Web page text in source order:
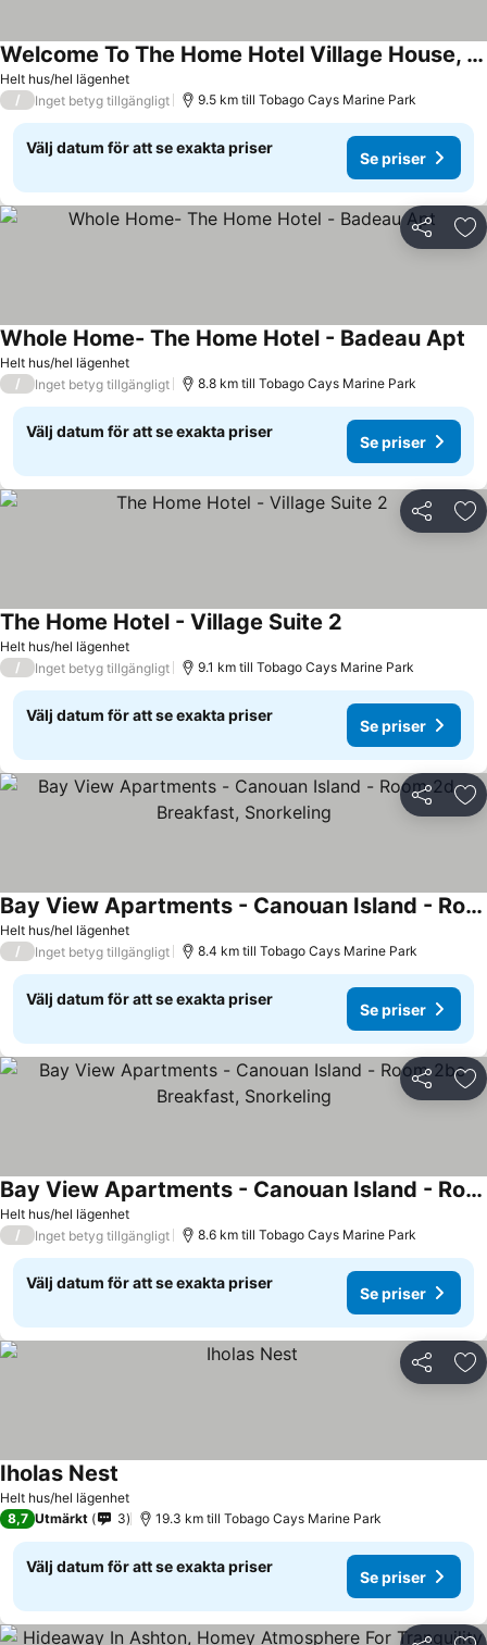
Helt hus/hel lägenhet
Welcome To The Home Hotel Village House, The Perfect Haven For Large Groups.
/ Inget betyg tillgängligt 9.5 km till Tobago Cays Marine Park
Välj datum för att se exakta priser
Se priser
Dela
Helt hus/hel lägenhet
Whole Home- The Home Hotel - Badeau Apt
/ Inget betyg tillgängligt 8.8 km till Tobago Cays Marine Park
Välj datum för att se exakta priser
Se priser
Dela
Helt hus/hel lägenhet
The Home Hotel - Village Suite 2
/ Inget betyg tillgängligt 9.1 km till Tobago Cays Marine Park
Välj datum för att se exakta priser
Se priser
Dela
Helt hus/hel lägenhet
Bay View Apartments - Canouan Island - Room 2d - Breakfast, Snorkeling
/ Inget betyg tillgängligt 8.4 km till Tobago Cays Marine Park
Välj datum för att se exakta priser
Se priser
Dela
Helt hus/hel lägenhet
Bay View Apartments - Canouan Island - Room 2bc Breakfast, Snorkeling
/ Inget betyg tillgängligt 8.6 km till Tobago Cays Marine Park
Välj datum för att se exakta priser
Se priser
Dela
Helt hus/hel lägenhet
Iholas Nest
8,7 Utmärkt 3 19.3 km till Tobago Cays Marine Park
Välj datum för att se exakta priser
Se priser